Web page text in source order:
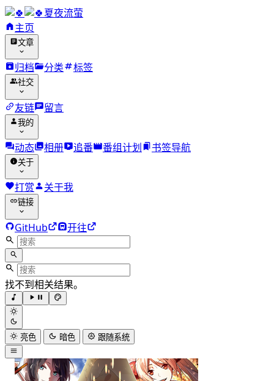
夏夜流萤
主页
文章
归档 分类 标签
社交
友链 留言
我的
动态 相册 追番 番组计划 书签导航
关于
打赏 关于我
链接
GitHub 开往
找不到相关结果。
亮色 暗色 跟随系统